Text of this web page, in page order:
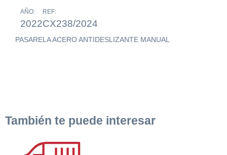
AÑO:
2022
REF:
CX238/2024
PASARELA ACERO ANTIDESLIZANTE MANUAL
También te puede interesar